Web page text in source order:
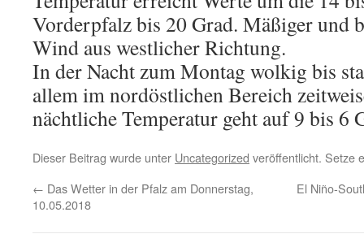
Vorderpfalz bis 20 Grad. Mäßiger und
Wind aus westlicher Richtung.
In der Nacht zum Montag wolkig bis
allem im nordöstlichen Bereich
nächtliche Temperatur geht auf 9 bis 6
Dieser Beitrag wurde unter Uncategorized veröffentlicht. Setze
← Das Wetter in der Pfalz am Donnerstag,
10.05.2018
El Niño-